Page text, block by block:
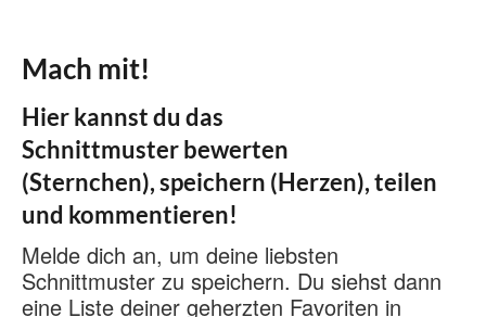
Mach mit!
Hier kannst du das
Schnittmuster bewerten
(Sternchen), speichern (Herzen), teilen
und kommentieren!
Melde dich an, um deine liebsten
Schnittmuster zu speichern. Du siehst dann
eine Liste deiner geherzten Favoriten in